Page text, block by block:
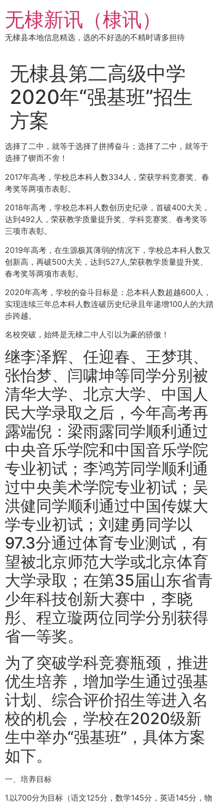
到
内
容
无棣新讯（棣讯）
无棣县本地信息精选，选的不好选的不精时请多担待
无棣县第二高级中学
2020年“强基班”招生
方案
选择了二中，就等于选择了拼搏奋斗；选择了二中，就等于
选择了锲而不舍！
2017年高考，学校总本科人数334人，荣获学科竞赛奖、春
考奖等两项市表彰。
2018年高考，学校总本科人数创历史纪录，首破400大关，
达到492人，荣获教学质量提升奖、学科竞赛奖、春考奖等
三项市表彰。
2019年高考，在生源极其薄弱的情况下，学校总本科人数又
创新高，再破500大关，达到527人,荣获教学质量提升奖、
春考奖等两项市表彰。
2020年高考，学校的奋斗目标是：总本科人数超越600人，
实现连续三年总本科人数连破历史纪录且年递增100人的大踏
步跨越。
名校突破，始终是无棣二中人引以为豪的骄傲！
继李泽辉、任迎春、王梦琪、
张怡梦、闫啸坤等同学分别被
清华大学、北京大学、中国人
民大学录取之后，今年高考再
露端倪：梁雨露同学顺利通过
中央音乐学院和中国音乐学院
专业初试；李鸿芳同学顺利通
过中央美术学院专业初试；吴
洪健同学顺利通过中国传媒大
学专业初试；刘建勇同学以
97.3分通过体育专业测试，有
望被北京师范大学或北京体育
大学录取；在第35届山东省青
少年科技创新大赛中，李晓
彤、程立璇两位同学分别获得
省一等奖。
为了突破学科竞赛瓶颈，推进
优生培养，增加学生通过强基
计划、综合评价招生等进入名
校的机会，学校在2020级新
生中举办“强基班”，具体方案
如下。
一、培养目标
1.以700分为目标（语文125分，数学145分，英语145分，物